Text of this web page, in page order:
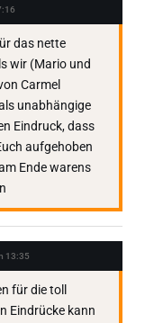
das nette
wir (Mario und
Carmel
unabhängige
Eindruck, dass
aufgehoben
Ende warens
13:35
für die toll
Eindrücke kann